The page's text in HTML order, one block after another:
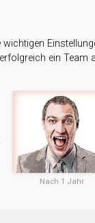
ein Team
Nach 1 Jahr